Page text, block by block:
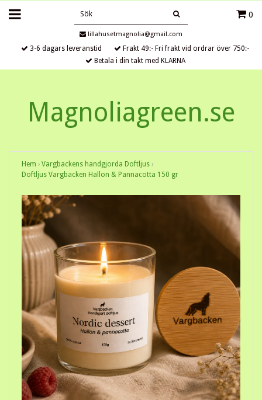
0
lillahusetmagnolia@gmail.com
3-6 dagars leveranstid
Frakt 49:- Fri frakt vid ordrar över 750:-
Betala i din takt med KLARNA
Magnoliagreen.se
Hem › Vargbackens handgjorda Doftljus ›
Doftljus Vargbacken Hallon & Pannacotta 150 gr